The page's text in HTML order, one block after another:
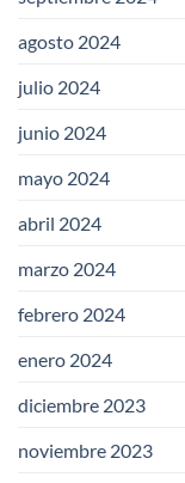
agosto 2024
julio 2024
junio 2024
mayo 2024
abril 2024
marzo 2024
febrero 2024
enero 2024
diciembre 2023
noviembre 2023